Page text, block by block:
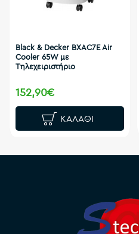
Black & Decker BXAC7E Air
Cooler 65W με
Τηλεχειριστήριο
152,90€
ΚΑΛΆΘΙ